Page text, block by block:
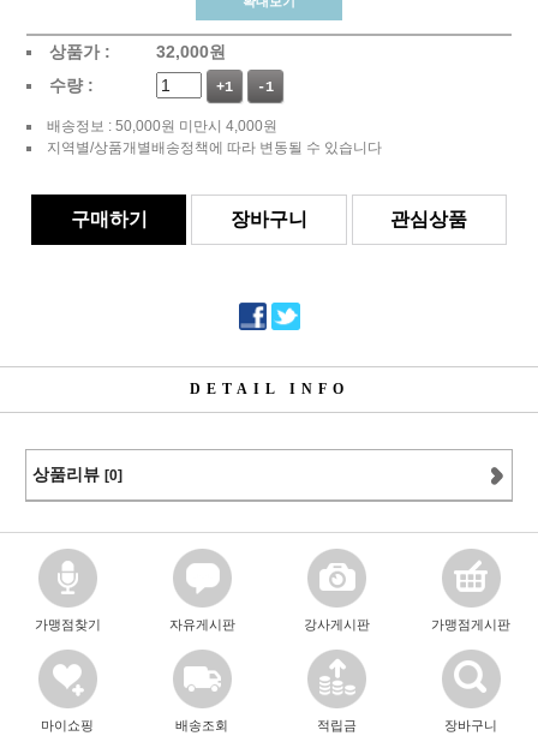
상품가 : 32,000원
수량 :
+1 -1
배송정보 : 50,000원 미만시 4,000원
지역별/상품개별배송정책에 따라 변동될 수 있습니다
구매하기 장바구니 관심상품
DETAIL INFO
상품리뷰 [0]
가맹점찾기 자유게시판 강사게시판 가맹점게시판
마이쇼핑 배송조회 적립금 장바구니